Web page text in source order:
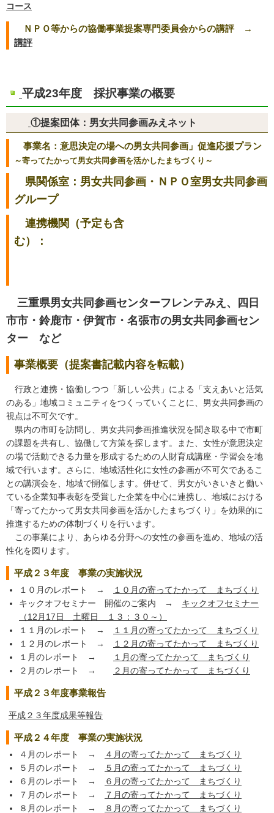
コース
ＮＰＯ等からの協働事業提案専門委員会からの講評 →
講評
平成23年度 採択事業の概要
①提案団体：男女共同参画みえネット
事業名：意思決定の場への男女共同参画」促進応援プラン
～寄ってたかって男女共同参画を活かしたまちづくり～
県関係室：男女共同参画・ＮＰＯ室男女共同参画
グループ
連携機関（予定も含
む）：
三重県男女共同参画センターフレンテみえ、
四日
市市・鈴鹿市・伊賀市・名張市の男女共同参画セン
ター など
事業概要（提案書記載内容を転載）
行政と連携・協働しつつ「新しい公共」による「支えあいと活気
のある」地域コミュニティをつくっていくことに、男女共同参画の
視点は不可欠です。
県内の市町を訪問し、男女共同参画推進状況を聞き取る中で市町
の課題を共有し、協働して方策を探します。また、女性が意思決定
の場で活動できる力量を形成するための人財育成講座・学習会を地
域で行います。さらに、地域活性化に女性の参画が不可欠であるこ
との講演会を、地域で開催します。併せて、男女がいきいきと働い
ている企業知事表彰を受賞した企業を中心に連携し、地域における
「寄ってたかって男女共同参画を活かしたまちづくり」を効果的に
推進するための体制づくりを行います。
この事業により、あらゆる分野への女性の参画を進め、地域の活
性化を図ります。
平成２３年度 事業の実施状況
１０月のレポート →
１０月の寄ってたかって まちづくり
キックオフセミナー 開催のご案内 → キックオフセミナー
（12月17日 土曜日 １３：３０～）
１１月のレポート →
１１月の寄ってたかって まちづくり
１２月のレポート →
１２月の寄ってたかって まちづくり
１月のレポート →
１月の寄ってたかって まちづくり
２月のレポート →
２月の寄ってたかって まちづくり
平成２３年度事業報告
平成２３年度成果等報告
平成２４年度 事業の実施状況
４月のレポート →
４月の寄ってたかって まちづくり
５月のレポート →
５月の寄ってたかって まちづくり
６月のレポート →
６月の寄ってたかって まちづくり
７月のレポート →
７月の寄ってたかって まちづくり
８月のレポート →
８月の寄ってたかって まちづくり